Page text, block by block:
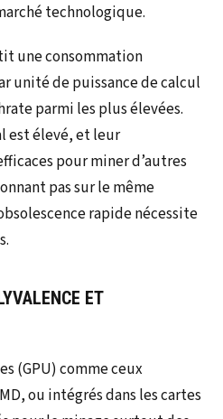
technologique.
une consommation
unité de puissance de calcul
parmi les plus élevées.
est élevé, et leur
pour miner d’autres
pas sur le même
rapide nécessite
ET
(GPU) comme ceux
ou intégrés dans les cartes